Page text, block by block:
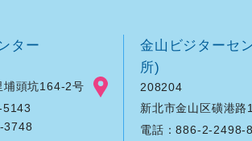
ター
埔頭坑164-2号
3748
金山ビジターセ
所)
208204
新北市金山区磺港路
電話：886-2-2498-